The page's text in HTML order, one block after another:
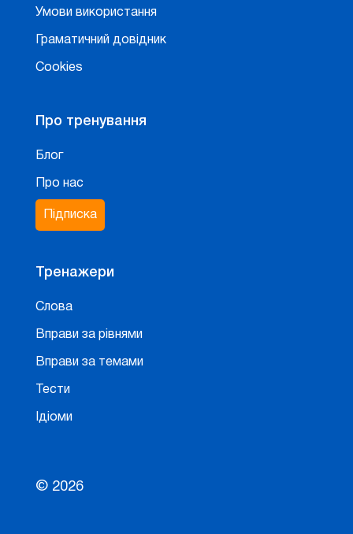
Умови використання
Граматичний довідник
Cookies
Про тренування
Блог
Про нас
Підписка
Тренажери
Слова
Вправи за рівнями
Вправи за темами
Тести
Ідіоми
© 2026